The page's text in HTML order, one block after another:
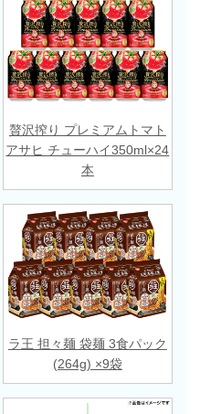
贅沢搾り プレミアムトマト
アサヒ チューハイ350ml×24
本
ラ王 担々麺 袋麺 3食パック
(264g) ×9袋